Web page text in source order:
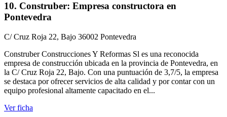
10. Construber: Empresa constructora en
Pontevedra
C/ Cruz Roja 22, Bajo 36002 Pontevedra
Construber Construcciones Y Reformas Sl es una reconocida
empresa de construcción ubicada en la provincia de Pontevedra, en
la C/ Cruz Roja 22, Bajo. Con una puntuación de 3,7/5, la empresa
se destaca por ofrecer servicios de alta calidad y por contar con un
equipo profesional altamente capacitado en el...
Ver ficha